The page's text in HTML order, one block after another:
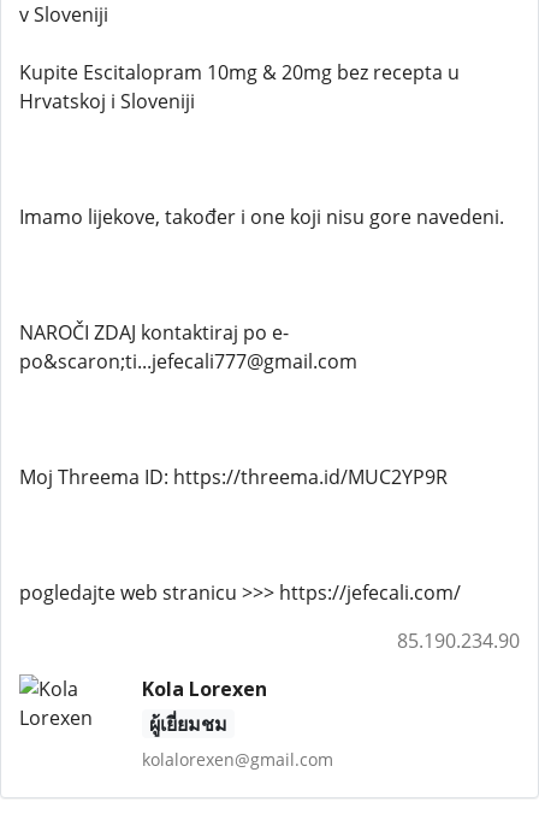
v Sloveniji
Kupite Escitalopram 10mg & 20mg bez recepta u
Hrvatskoj i Sloveniji
Imamo lijekove, također i one koji nisu gore navedeni.
NAROČI ZDAJ kontaktiraj po e-
po&scaron;ti...jefecali777@gmail.com
Moj Threema ID: https://threema.id/MUC2YP9R
pogledajte web stranicu >>> https://jefecali.com/
85.190.234.90
Kola Lorexen
ผู้เยี่ยมชม
kolalorexen@gmail.com